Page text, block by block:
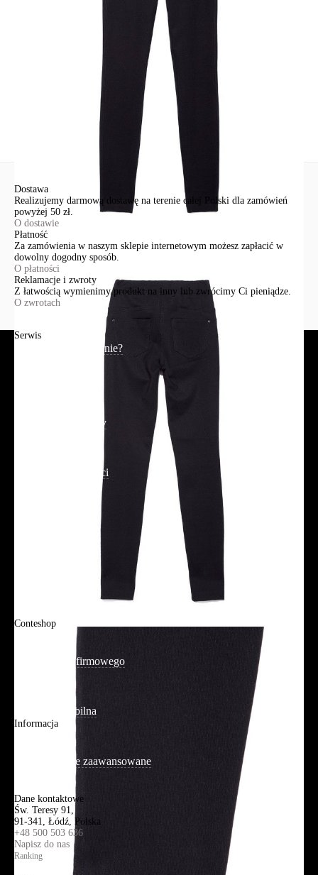
Ten produkt nie ma pytań Możesz zadać pytanie, klikając przycisk
Dostawa
Realizujemy darmową dostawę na terenie całej Polski dla zamówień
powyżej 50 zł.
O dostawie
Płatność
Za zamówienia w naszym sklepie internetowym możesz zapłacić w
dowolny dogodny sposób.
O płatności
Reklamacje i zwroty
Z łatwością wymienimy produkt na inny lub zwrócimy Ci pieniądze.
O zwrotach
Serwis
Jak złożyć zamówienie?
Reklamacje i zwroty
Polityka prywatności
Conteshop
Adres sklepu firmowego
Aplikacja mobilna
Informacja
Wyszukiwanie zaawansowane
Dane kontaktowe
Św. Teresy 91,
91-341, Łódź, Polska
+48 500 503 636
Napisz do nas
Ranking